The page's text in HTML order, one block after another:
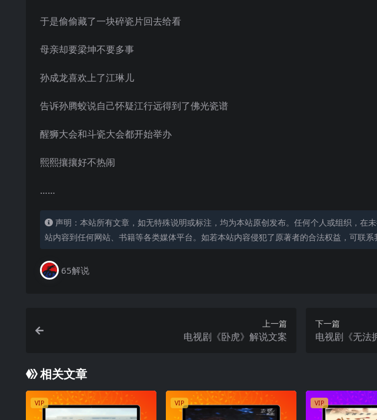
于是偷偷藏了一块碎瓷片回去给看
母亲却要梁坤不要多事
孙成龙喜欢上了江琳儿
告诉孙腾蛟说自己怀疑江行远得到了佛光瓷谱
醒狮大会和斗瓷大会都开始举办
熙熙攘攘好不热闹
……
声明：本站所有文章，如无特殊说明或标注，均为本站原创发布。任何个人或组织，在
站内容到任何网站、书籍等各类媒体平台。如若本站内容侵犯了原著者的合法权益，可联系
65解说
上一篇
电视剧《卧虎》解说文案
下一篇
电视剧《无法
相关文章
VIP VIP VIP